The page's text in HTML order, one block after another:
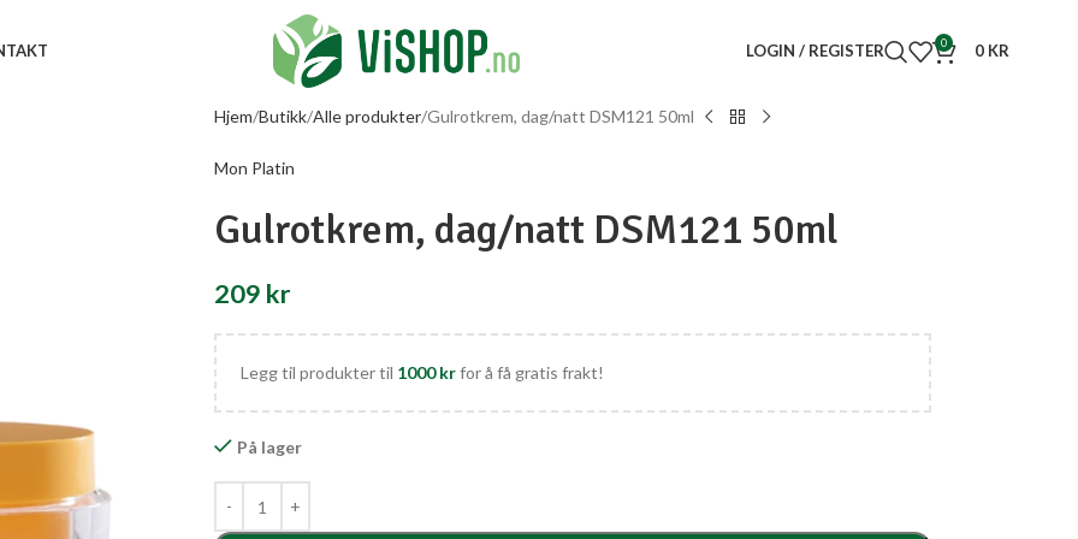
LOGIN / REGISTER 0 0 KR
Hjem Butikk Alle produkter Gulrotkrem, dag/natt DSM121 50ml
Mon Platin
Gulrotkrem, dag/natt DSM121 50ml
209 kr
Legg til produkter til 1000krfor å få gratis frakt!
På lager